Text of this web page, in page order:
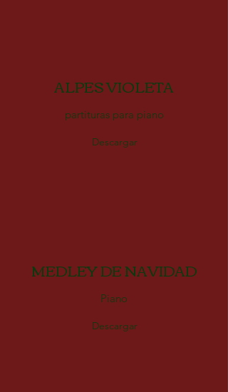
ALPES VIOLETA
partituras para piano
Descargar
MEDLEY DE NAVIDAD
Piano
Descargar